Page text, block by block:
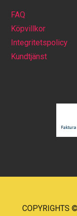
FAQ
Köpvillkor
Integritetspolicy
Kundtjänst
COPYRIGHTS